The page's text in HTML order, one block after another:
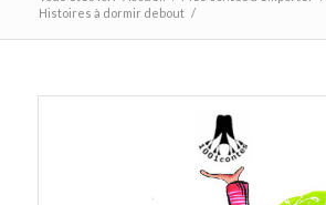
Histoires à dormir debout /